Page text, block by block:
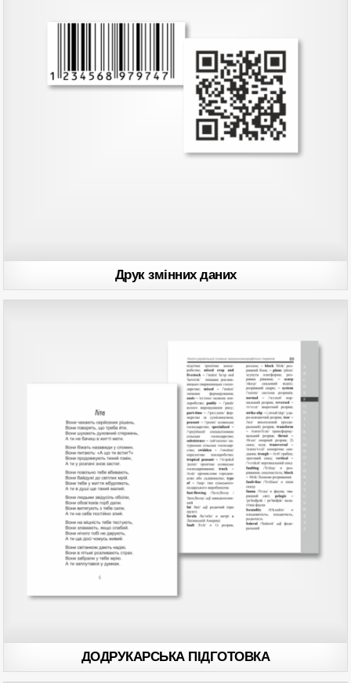
Друк змінних даних
ДОДРУКАРСЬКА ПІДГОТОВКА